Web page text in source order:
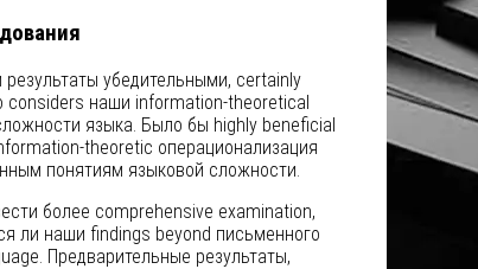
убедительными, certainly
considers наши information-theoretical
языка. Было бы highly beneficial
theoretic операционализация
понятиям языковой сложности.
более comprehensive examination,
ли наши findings beyond письменного
Предварительные результаты,